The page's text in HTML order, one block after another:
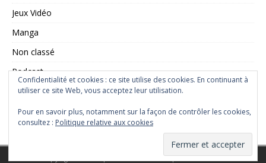
Jeux Vidéo
Manga
Non classé
Podcast
Saint Seiya
Série TV
Copyright © 2026 | Thème WordPress parMH Themes
Confidentialité et cookies : ce site utilise des cookies. En continuant à
utiliser ce site Web, vous acceptez leur utilisation.
Pour en savoir plus, notamment sur la façon de contrôler les cookies,
consultez : Politique relative aux cookies